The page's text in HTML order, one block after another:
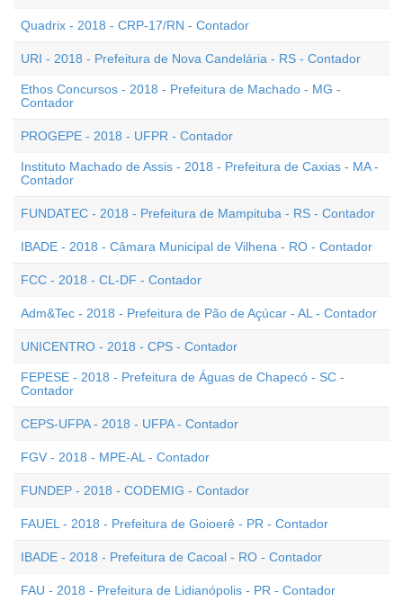
Quadrix - 2018 - CRP-17/RN - Contador
URI - 2018 - Prefeitura de Nova Candelária - RS - Contador
Ethos Concursos - 2018 - Prefeitura de Machado - MG -
Contador
PROGEPE - 2018 - UFPR - Contador
Instituto Machado de Assis - 2018 - Prefeitura de Caxias - MA -
Contador
FUNDATEC - 2018 - Prefeitura de Mampituba - RS - Contador
IBADE - 2018 - Câmara Municipal de Vilhena - RO - Contador
FCC - 2018 - CL-DF - Contador
Adm&Tec - 2018 - Prefeitura de Pão de Açúcar - AL - Contador
UNICENTRO - 2018 - CPS - Contador
FEPESE - 2018 - Prefeitura de Águas de Chapecó - SC -
Contador
CEPS-UFPA - 2018 - UFPA - Contador
FGV - 2018 - MPE-AL - Contador
FUNDEP - 2018 - CODEMIG - Contador
FAUEL - 2018 - Prefeitura de Goioerê - PR - Contador
IBADE - 2018 - Prefeitura de Cacoal - RO - Contador
FAU - 2018 - Prefeitura de Lidianópolis - PR - Contador